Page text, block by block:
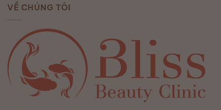
VỀ CHÚNG TÔI